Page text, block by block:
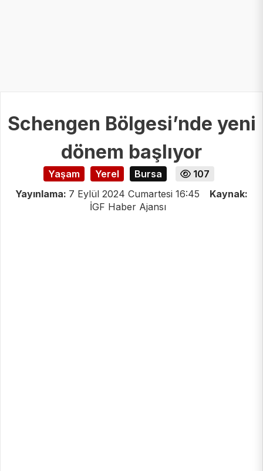
Schengen Bölgesi’nde yeni
dönem başlıyor
Yaşam Yerel Bursa
107
Yayınlama: 7 Eylül 2024 Cumartesi 16:45
Kaynak:
İGF Haber Ajansı